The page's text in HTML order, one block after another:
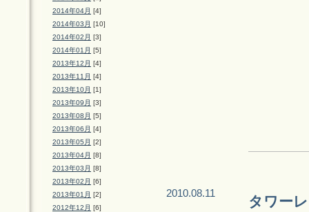
2014年04月 [4]
2014年03月 [10]
2014年02月 [3]
2014年01月 [5]
2013年12月 [4]
2013年11月 [4]
2013年10月 [1]
2013年09月 [3]
2013年08月 [5]
2013年06月 [4]
2013年05月 [2]
2013年04月 [8]
2013年03月 [8]
2013年02月 [6]
2013年01月 [2]
2012年12月 [6]
2010.08.11
タワー